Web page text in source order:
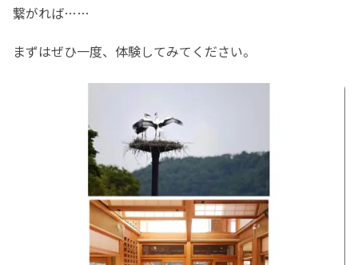
繋がれば……
まずはぜひ一度、体験してみてください。